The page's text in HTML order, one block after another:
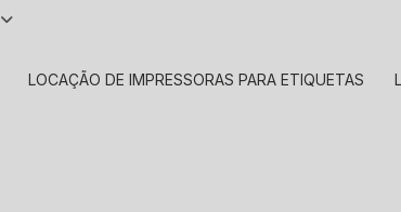
LOCAÇÃO DE IMPRESSORAS PARA ETIQUETAS